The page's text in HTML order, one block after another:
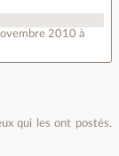
2010 à
qui les ont postés.